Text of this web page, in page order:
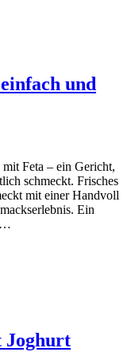
und
Feta – ein Gericht,
schmeckt. Frisches
mit einer Handvoll
Ein
Joghurt